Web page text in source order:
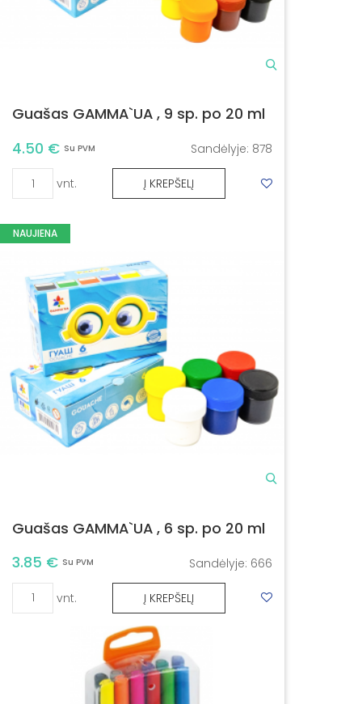
Guašas GAMMA`UA , 9 sp. po 20 ml
4.50 € Su PVM Sandėlyje: 878
vnt. Į KREPŠELĮ
NAUJIENA
Guašas GAMMA`UA , 6 sp. po 20 ml
3.85 € Su PVM Sandėlyje: 666
vnt. Į KREPŠELĮ